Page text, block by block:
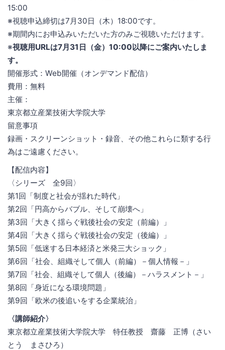
15:00
※視聴申込締切は7月30日（木）18:00です。
※期間内にお申込みいただいた方のみご視聴いただけます。
※視聴用URLは7月31日（金）10:00以降にご案内いたしま
す。
開催形式：Web開催（オンデマンド配信）
費用：無料
主催：
東京都立産業技術大学院大学
留意事項
録画・スクリーンショット・録音、その他これらに類する行
為はご遠慮ください。
【配信内容】
〈シリーズ 全9回〉
第1回「制度と社会が揺れた時代」
第2回「円高からバブル、そして崩壊へ」
第3回「大きく揺らぐ戦後社会の安定（前編）」
第4回「大きく揺らぐ戦後社会の安定（後編）」
第5回「低迷する日本経済と米発三大ショック」
第6回「社会、組織そして個人（前編）－個人情報－」
第7回「社会、組織そして個人（後編）－ハラスメント－」
第8回「身近になる環境問題」
第9回「欧米の後追いをする企業統治」
〈講師紹介〉
東京都立産業技術大学院大学 特任教授 齋藤 正博（さい
とう まさひろ）